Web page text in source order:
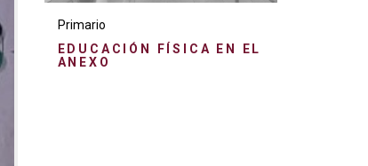
Primario
EDUCACIÓN FÍSICA EN EL
ANEXO